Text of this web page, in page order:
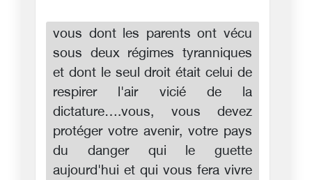
vous dont les parents ont vécu
sous deux régimes tyranniques
et dont le seul droit était celui de
respirer l'air vicié de la
dictature….vous, vous devez
protéger votre avenir, votre pays
du danger qui le guette
aujourd'hui et qui vous fera vivre